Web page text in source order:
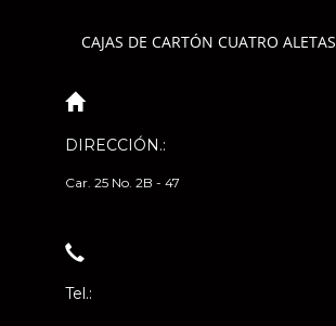
CAJAS DE CARTÓN CUATRO ALETAS
DIRECCIÓN.:
Car. 25 No. 2B - 47
Tel.: